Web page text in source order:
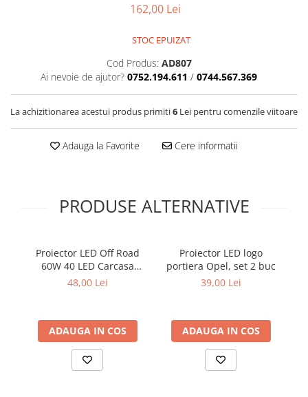
Carcasa Cheie Mercedes Benz
Carcasa Cheie Peugeot
Carcasa Cheie Renault
Carcasa Cheie Skoda
Carcasa Cheie Toyota
Carcasa Cheie Volkswagen
Huse Volan Auto
Huse Volan din Piele Ecologica
Huse Volan din Piele Ecologica cu
Huse Volan Silicon
Nuca Volan
Odorizante Auto
Oglinda Retrovizoare
162,00 Lei
STOC EPUIZAT
Cod Produs: AD807
Ai nevoie de ajutor? 0752.194.611 / 0744.567.369
La achizitionarea acestui produs primiti6 Lei pentru comenzile viitoare
Adauga la Favorite Cere informatii
PRODUSE ALTERNATIVE
Proiector LED Off Road
60W 40 LED Carcasa
Aluminiu 12-24V
48,00 Lei
ADAUGA IN COS
Proiector LED logo
portiera Opel, set 2 buc
39,00 Lei
ADAUGA IN COS